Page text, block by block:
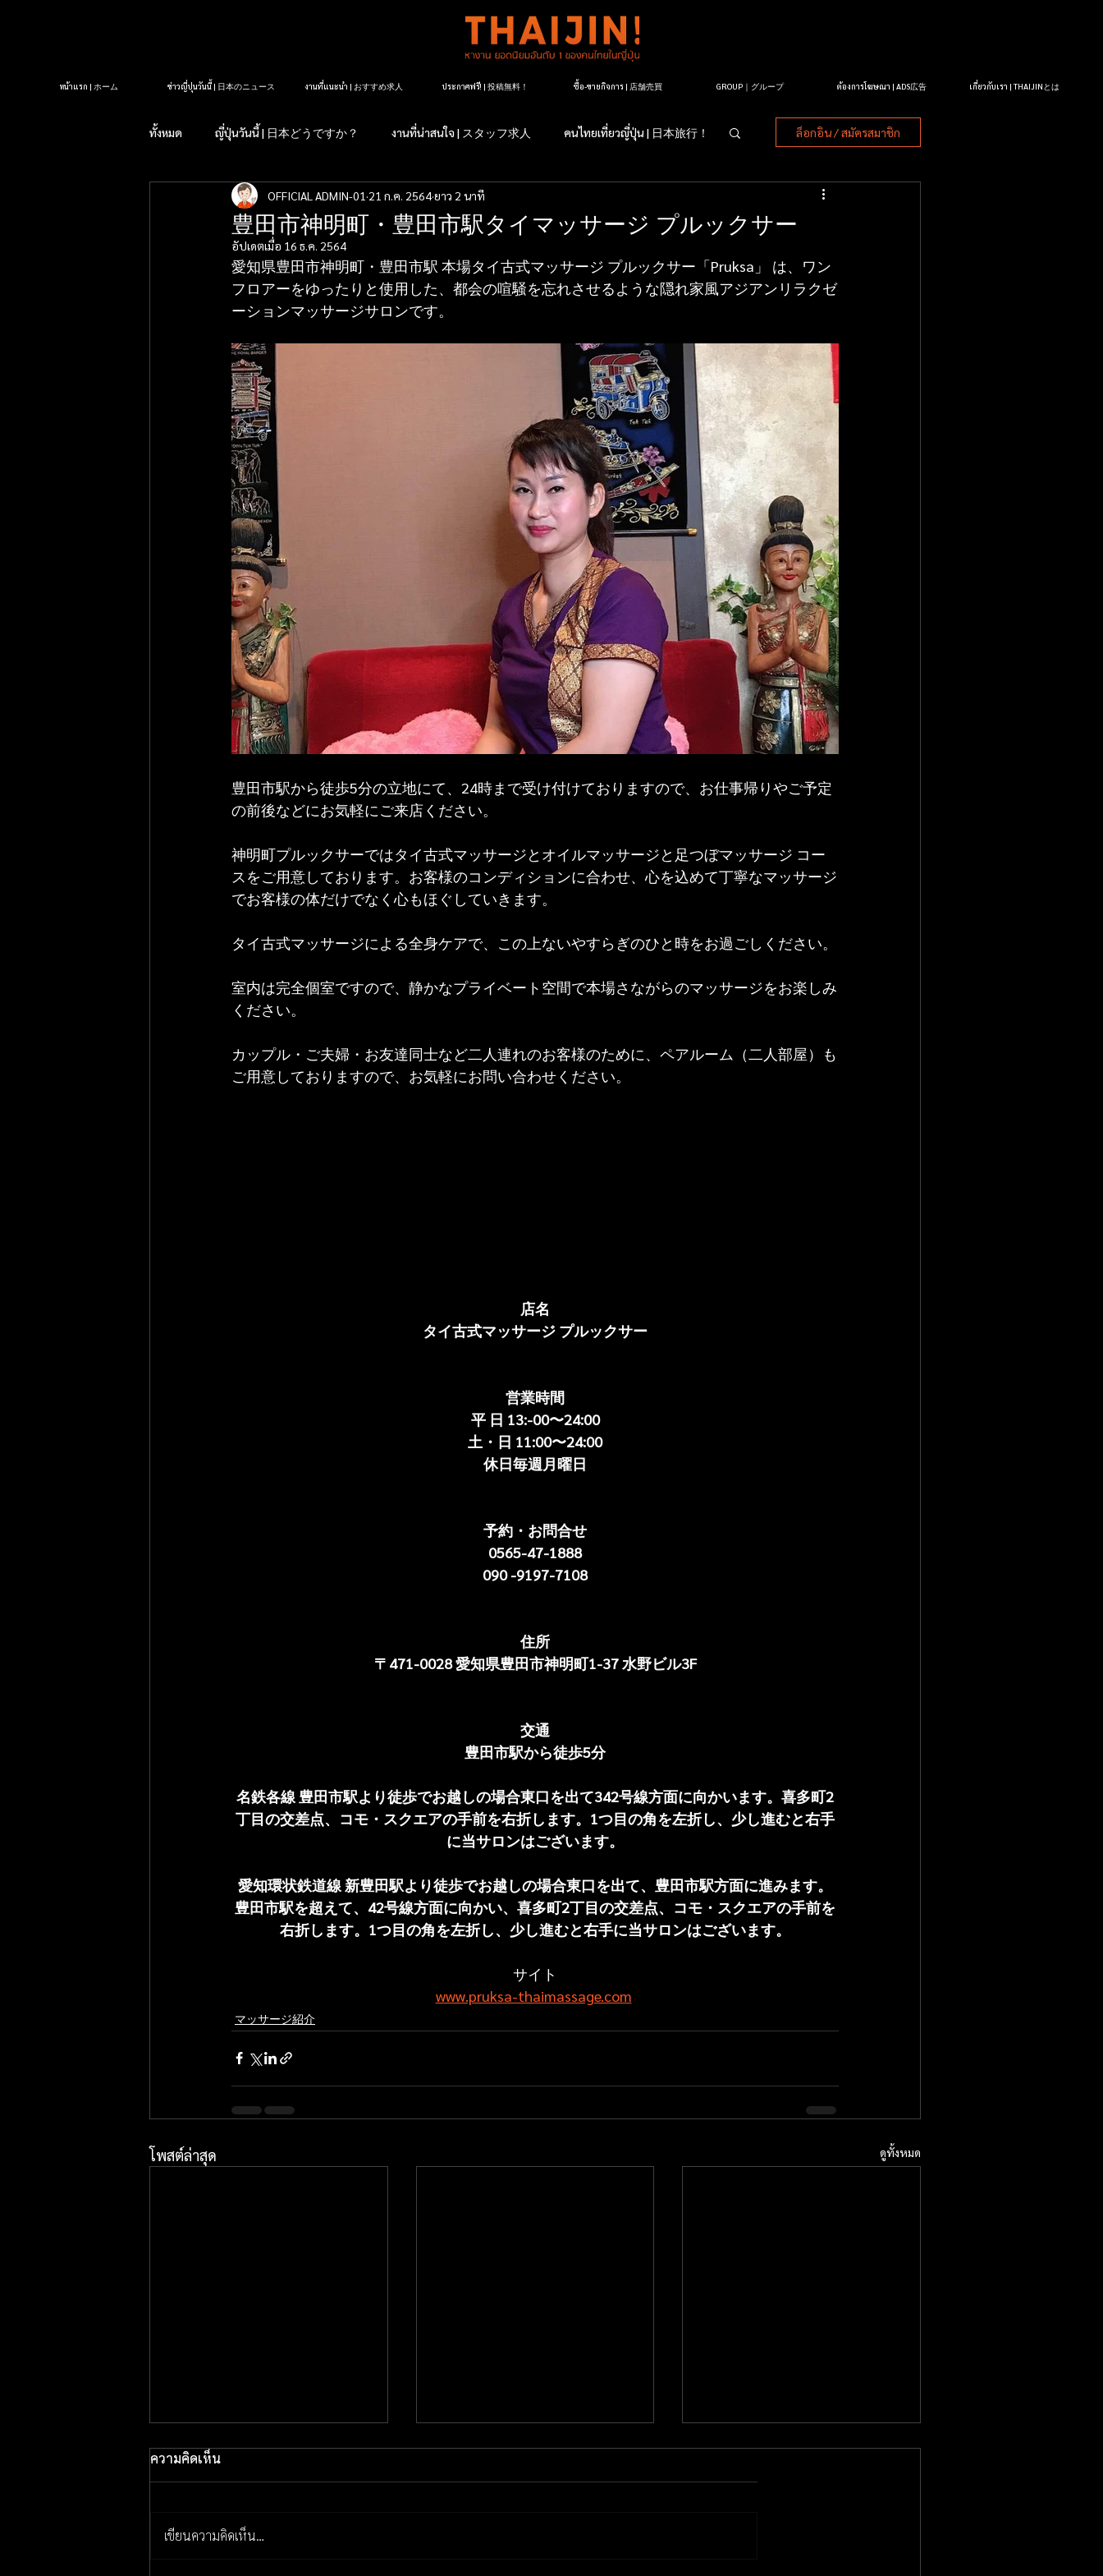
หน้าแรก | ホーム ข่าวญี่ปุ่นวันนี้ | 日本のニュース งานที่แนะนำ | おすすめ求人 ประกาศฟรี! | 投稿無料！ ซื้อ-ขายกิจการ | 店舗売買 GROUP｜グループ ต้องการโฆษณา | ADS広告 เกี่ยวกับเรา | THAIJINとは
ทั้งหมด ญี่ปุ่นวันนี้ | 日本どうですか？ งานที่น่าสนใจ | スタッフ求人 คนไทยเที่ยวญี่ปุ่น | 日本旅行！
รู้หรือไม่?ในญี่ปุ่น| 知っていますか？日本のこと マッサージ紹介
タイクラブ紹介 アロママッサージ店紹介 マッサージについて タイランドについて
ล็อกอิน / สมัครสมาชิก
豊田市神明町・豊田市駅タイマッサージ プルックサー
OFFICIAL ADMIN-01 21 ก.ค. 2564ยาว 2 นาที
อัปเดตเมื่อ 16 ธ.ค. 2564
愛知県豊田市神明町・豊田市駅 本場タイ古式マッサージ プルックサー「Pruksa」 は、ワン
フロアーをゆったりと使用した、都会の喧騒を忘れさせるような隠れ家風アジアンリラクゼ
ーションマッサージサロンです。
豊田市駅から徒歩5分の立地にて、24時まで受け付けておりますので、お仕事帰りやご予定
の前後などにお気軽にご来店ください。
神明町プルックサーではタイ古式マッサージとオイルマッサージと足つぼマッサージ コー
スをご用意しております。お客様のコンディションに合わせ、心を込めて丁寧なマッサージ
でお客様の体だけでなく心もほぐしていきます。
タイ古式マッサージによる全身ケアで、この上ないやすらぎのひと時をお過ごしください。
室内は完全個室ですので、静かなプライベート空間で本場さながらのマッサージをお楽しみ
ください。
カップル・ご夫婦・お友達同士など二人連れのお客様のために、ペアルーム（二人部屋）も
ご用意しておりますので、お気軽にお問い合わせください。
店名
タイ古式マッサージ プルックサー
営業時間
平 日 13:-00〜24:00
土・日 11:00〜24:00
休日毎週月曜日
予約・お問合せ
0565-47-1888
090 -9197-7108
住所
〒471-0028 愛知県豊田市神明町1-37 水野ビル3F
交通
豊田市駅から徒歩5分
名鉄各線 豊田市駅より徒歩でお越しの場合東口を出て342号線方面に向かいます。喜多町2
丁目の交差点、コモ・スクエアの手前を右折します。1つ目の角を左折し、少し進むと右手
に当サロンはございます。
愛知環状鉄道線 新豊田駅より徒歩でお越しの場合東口を出て、豊田市駅方面に進みます。
豊田市駅を超えて、42号線方面に向かい、喜多町2丁目の交差点、コモ・スクエアの手前を
右折します。1つ目の角を左折し、少し進むと右手に当サロンはございます。
サイト
www.pruksa-thaimassage.com
マッサージ紹介
โพสต์ล่าสุด ดูทั้งหมด
ความคิดเห็น
เขียนความคิดเห็น…